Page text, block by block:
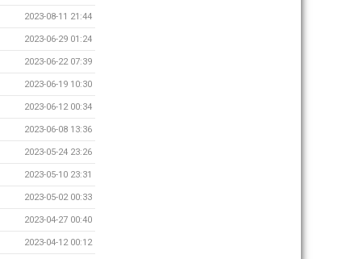
2023-08-11 21:44
2023-06-29 01:24
2023-06-22 07:39
2023-06-19 10:30
2023-06-12 00:34
2023-06-08 13:36
2023-05-24 23:26
2023-05-10 23:31
2023-05-02 00:33
2023-04-27 00:40
2023-04-12 00:12